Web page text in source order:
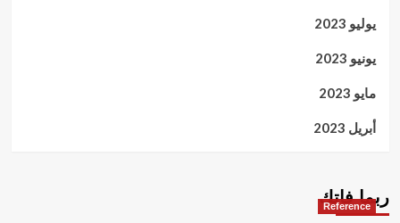
يوليو 2023
يونيو 2023
مايو 2023
أبريل 2023
ربما فاتك
Reference